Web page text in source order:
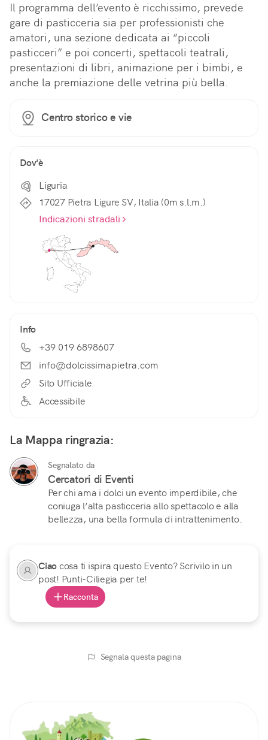
Il programma dell’evento è ricchissimo, prevede
gare di pasticceria sia per professionisti che
amatori, una sezione dedicata ai “piccoli
pasticceri” e poi concerti, spettacoli teatrali,
presentazioni di libri, animazione per i bimbi, e
anche la premiazione delle vetrina più bella.
Centro storico e vie
Dov'è
Liguria
17027 Pietra Ligure SV, Italia (0m s.l.m.)
Indicazioni stradali
Info
+39 019 6898607
info@dolcissimapietra.com
Sito Ufficiale
Accessibile
La Mappa ringrazia:
Segnalato da
Cercatori di Eventi
Per chi ama i dolci un evento imperdibile, che
coniuga l’alta pasticceria allo spettacolo e alla
bellezza, una bella formula di intrattenimento.
Ciaocosa ti ispira questo Evento? Scrivilo in un
post! Punti-Ciliegia per te!
Racconta
Segnala questa pagina